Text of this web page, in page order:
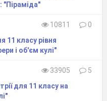
"Піраміда"
10811
0
11 класу рівня
і об'єм кулі"
33905
5
для 11 класу на